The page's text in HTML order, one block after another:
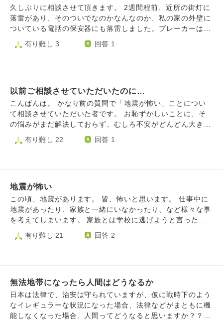
たのかもしれません。 東京での生活が10年を超えて、その
間に子供が生まれて、40歳を超え、いろいろなことが感じら
れるようになり、自分が生き残ったことは当たり前ではな
近年立て続けに起こっている大きな災害に遭われた方のこと
日々の仕事や生活をこなしていく。 これが周り回って社会
や困っている人の少しでも助けになっている、と普段から考
えているのですが、特にここ数年の1/17あたりの心の振れ幅
が大きく、自分でもただただ辛く悩んでおります。 気持ち
を聞いていただき、ありがとうございました。
ていました。 その後すぐに窓は鍵を追加し、防犯カメラも
設置しましたが、こういうことって本当に起きるんだと実感
してしまいました。 だから我が家にも強盗が来るかもと思
うしよう、家の中も安心できず安心できる場所がなくハラハ
久しぶりに相談させて頂きます。 2週間程前、近所の街灯に
落雷があり、そのついでなのかなんなのか、私の家の外壁に
ついている電話の保安器にも落雷しました。ブレーカーは大
丈夫で、保安器のすぐそばにあるエアコンのみ故障し、他の
家電は無事でした。因みに、他2軒被害にあっています(テレ
また家だけに落ちるんじゃないか？』『火事になるんじゃな
いか？』とずっと考えてしまいます。 電気屋さん曰く、外
壁の電話保安器にはよく落雷するらしいので、次に落雷して
も家の中に入らないように、繋がってた線を外して貰ったり
セントを買ってみたりしたのですが、それでも嫌だと思って
り得ない』と言われますが、それでも恐怖でちょっとした音
でもビクついたり、屋根に穴が空いてるんじゃないか(完全
被害妄想)と思ってしまいます。悪い方に考えてしまうの
が、私の悪い癖(自他共に認めています)なのですがどうしよ
相談させて頂きたいです。宜しくお願い致します。 ※今年は
ここ)。 宝くじジャンボ買ったら高額当選するんじゃね？っ
て言われてますが、当たるもの？ですかね。もちろん買わな
いと当たりませんが😅
有り難し 3 回答 1
以前ご相談させていただいたのに…
こんばんは。 かなり前の質問で「地震が怖い」ことについ
て相談させていただいた者です。 お恥ずかしいことに、そ
の悩みがまだ解決しておらず、むしろ不安がどんどん大きく
なっているような気がします。 特に、先日南海トラフ地震
の注意報が出てからよりひどくなってしまいました。 何を
に涙がとまらなくなってしまい、家族に背中をさすってもら
わないと落ち着きません。 前の質問にも書きましたが、私
は生まれてから一度も恋人ができたことがなく、今年33歳に
なりますが、まだ実家に住んでおります。 そのため涙が出
訳なくてより涙が出てしまいます。 また、こちらのサイト
しでも荷をおろせないかと投稿させていただきました。 申
し訳ございませんが、どうぞよろしくお願いいたします。
有り難し 22 回答 1
地震が怖い
この頃、地震があります。 皆、怖いと思います。 仕事中に
地震があったり、家族と一緒にいなかったり、など様々な事
を考えてしまいます。 家族とは学校に逃げようと言った
り、食料品などは買ってありますが、心配です。 2週間後に
は旅行も控えています。 元々、心配症や考え過ぎてしまう
有り難し 21 回答 2
無法地帯になったら人間はどうなるか
日本は法律で、治安は守られていますが、仮に戦時下のよう
なイレギュラーな状況になった場合、法律などがまともに機
能しなくなった場合、人間ってどうなると思いますか？？？